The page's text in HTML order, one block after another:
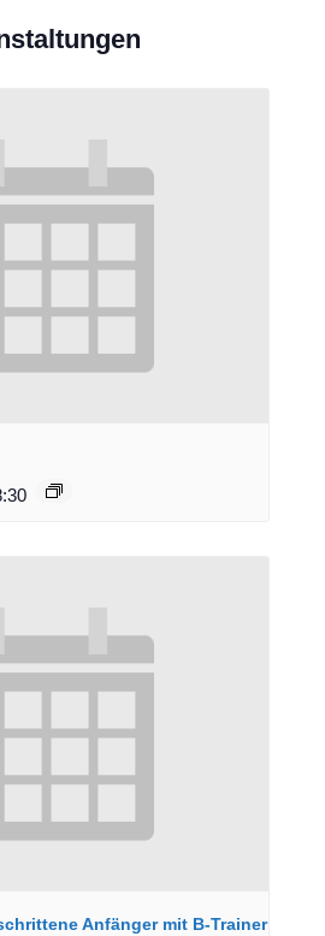
Anfänger mit B-Trainer